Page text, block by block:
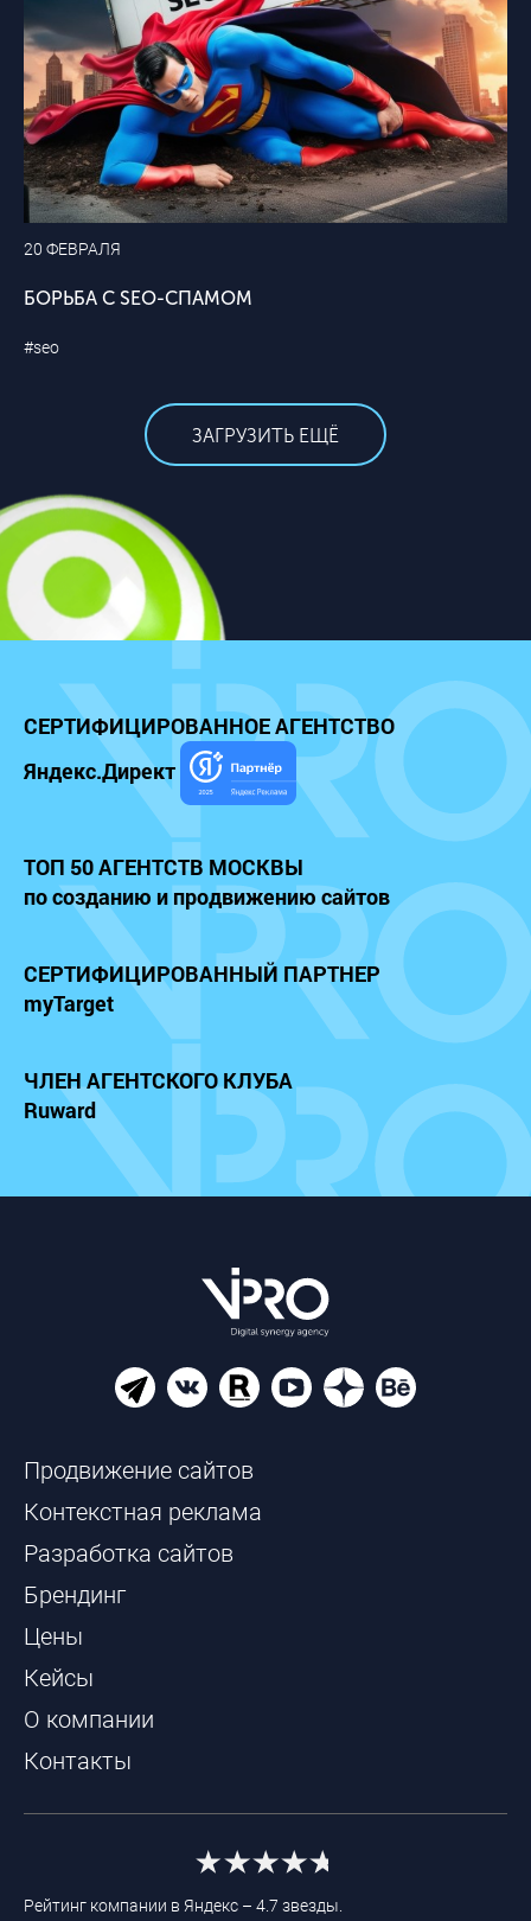
20 ФЕВРАЛЯ
БОРЬБА С SEO-СПАМОМ
#seo
ЗАГРУЗИТЬ ЕЩЁ
СЕРТИФИЦИРОВАННОЕАГЕНТСТВО
Яндекс.Директ
ТОП 50 АГЕНТСТВ МОСКВЫ
по созданию и продвижению сайтов
СЕРТИФИЦИРОВАННЫЙ ПАРТНЕР
myTarget
ЧЛЕН АГЕНТСКОГО КЛУБА
Ruward
Продвижение сайтов
Контекстная реклама
Разработка сайтов
Брендинг
Цены
Кейсы
О компании
Контакты
Рейтинг компании в Яндекс – 4.7 звезды.